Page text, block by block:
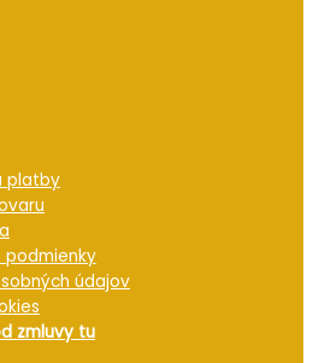
platby
podmienky
údajov
zmluvy tu